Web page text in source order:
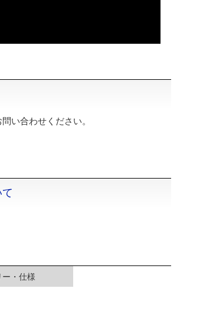
い合わせください。
ー・仕様